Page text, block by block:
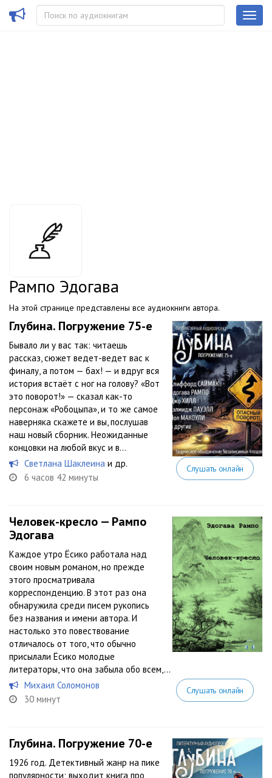
Рампо Эдогава
На этой странице представлены все аудиокниги автора.
Глубина. Погружение 75-е
Бывало ли у вас так: читаешь
рассказ, сюжет ведет-ведет вас к
финалу, а потом — бах! — и вдруг вся
история встаёт с ног на голову? «Вот
это поворот!» — сказал как-то
персонаж «Робоцыпа», и то же самое
наверняка скажете и вы, послушав
наш новый сборник. Неожиданные
концовки на любой вкус и в...
Светлана Шаклеина и др.
6 часов 42 минуты
Слушать онлайн
Человек-кресло — Рампо
Эдогава
Каждое утро Ёсико работала над
своим новым романом, но прежде
этого просматривала
корреспонденцию. В этот раз она
обнаружила среди писем рукопись
без названия и имени автора. И
настолько это повествование
отличалось от того, что обычно
присылали Ёсико молодые
литераторы, что она забыла обо всем,...
Михаил Соломонов
30 минут
Слушать онлайн
Глубина. Погружение 70-е
1926 год. Детективный жанр на пике
популярности; выходит книга про